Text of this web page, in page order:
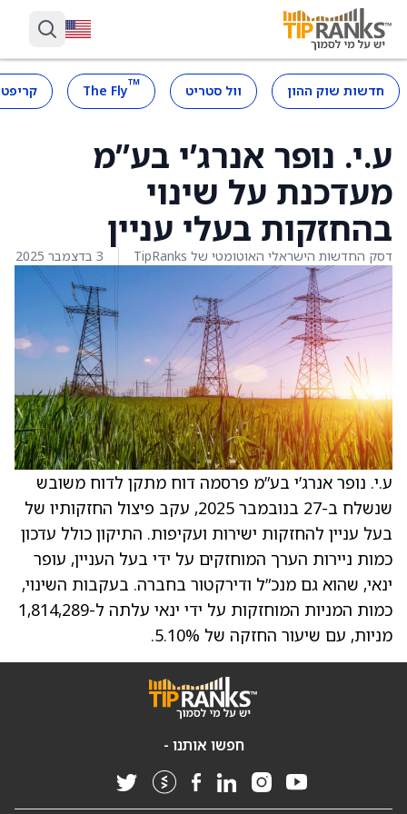
חדשות שוק ההון וול סטריט ™
The Fly
ע.י. נופר אנרג’י בע”מ
מעדכנת על שינוי
בהחזקות בעלי עניין
דסק החדשות הישראלי האוטומטי של TipRanks 3 בדצמבר 2025
ע.י. נופר אנרג’י בע”מ פרסמה דוח מתקן לדוח משובש
שנשלח ב-27 בנובמבר 2025, עקב פיצול החזקותיו של
בעל עניין להחזקות ישירות ועקיפות. התיקון כולל עדכון
כמות ניירות הערך המוחזקים על ידי בעל העניין, עופר
ינאי, שהוא גם מנכ”ל ודירקטור בחברה. בעקבות השינוי,
כמות המניות המוחזקות על ידי ינאי עלתה ל-1,814,289
מניות, עם שיעור החזקה של 5.10%.
חפשו אותנו -